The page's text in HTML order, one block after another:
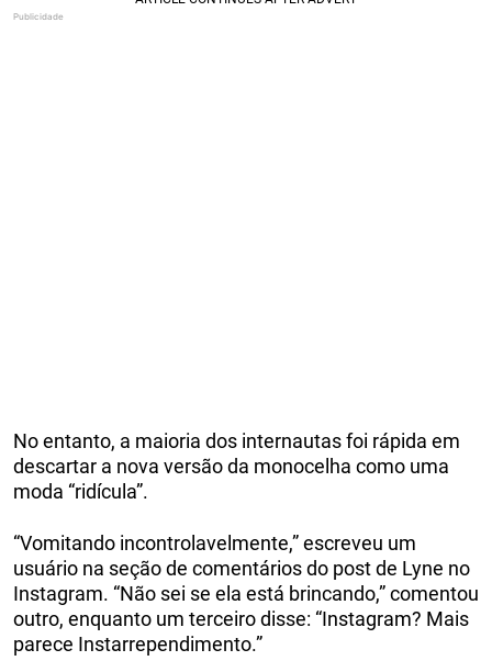
No entanto, a maioria dos internautas foi rápida em
descartar a nova versão da monocelha como uma
moda “ridícula”.
“Vomitando incontrolavelmente,” escreveu um
usuário na seção de comentários do post de Lyne no
Instagram. “Não sei se ela está brincando,” comentou
outro, enquanto um terceiro disse: “Instagram? Mais
parece Instarrependimento.”